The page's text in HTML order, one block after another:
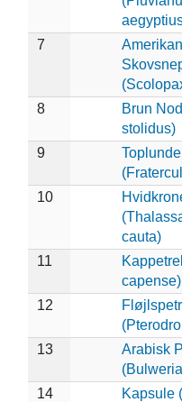
7
8
Brun
stolidus)
9
Toplunde
10
cauta)
11
capense)
12
13
Arabisk
14
Kapsule